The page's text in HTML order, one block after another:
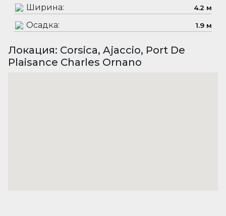
Ширина: 4.2 м
Осадка: 1.9 м
Локация: Corsica, Ajaccio, Port De
Plaisance Charles Ornano